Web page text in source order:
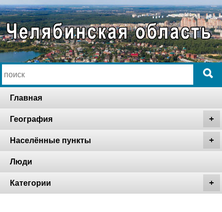
Главная
География
Населённые пункты
Люди
Категории